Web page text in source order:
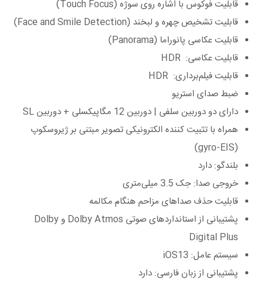
قابلیت فوکوس با اشاره روی سوژه (Touch Focus)
قابلیت تشخیص چهره و لبخند (Face and Smile Detection)
قابلیت عکاسی پانوراما (Panorama)
قابلیت عکاسی: HDR
قابلیت فیلم‌برداری: HDR
ضبط صدای استریو
دارای دو دوربین سلفی | دوربین 12 مگاپیکسلی + دوربین SL
همراه با تثبیت کننده الکترونیکی تصویر مبتنی بر ژیروسکوپ
(gyro-EIS)
بلندگو: دارد
خروجی صدا: جک 3.5 میلی‌متری
قابلیت حذف صدا‌های مزاحم هنگام مکالمه
پشتیبانی از استانداردهای صوتی Dolby Atmos و Dolby
Digital Plus
سیستم عامل: iOS13
پشتیبانی از زبان فارسی: دارد